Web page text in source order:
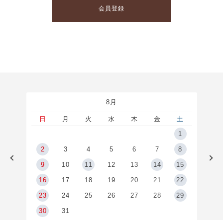
会員登録
8月
日 月 火 水 木 金
土
1
2 3 4 5 6 7 8
9 10 11 12 13 14 15
16 17 18 19 20 21 22
23 24 25 26 27 28 29
30 31